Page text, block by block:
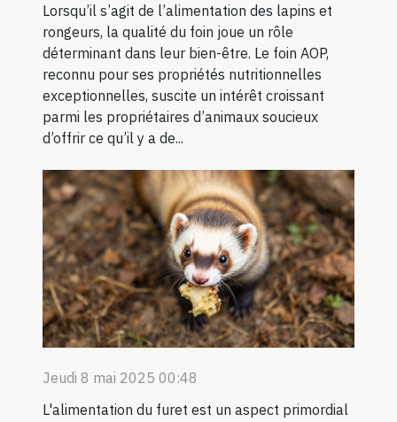
Lorsqu’il s’agit de l’alimentation des lapins et
rongeurs, la qualité du foin joue un rôle
déterminant dans leur bien-être. Le foin AOP,
reconnu pour ses propriétés nutritionnelles
exceptionnelles, suscite un intérêt croissant
parmi les propriétaires d’animaux soucieux
d’offrir ce qu’il y a de...
Jeudi 8 mai 2025 00:48
L'alimentation du furet est un aspect primordial